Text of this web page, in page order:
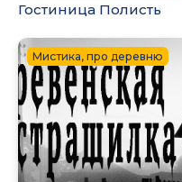
Гостиница Полисть
Мистика, про деревню